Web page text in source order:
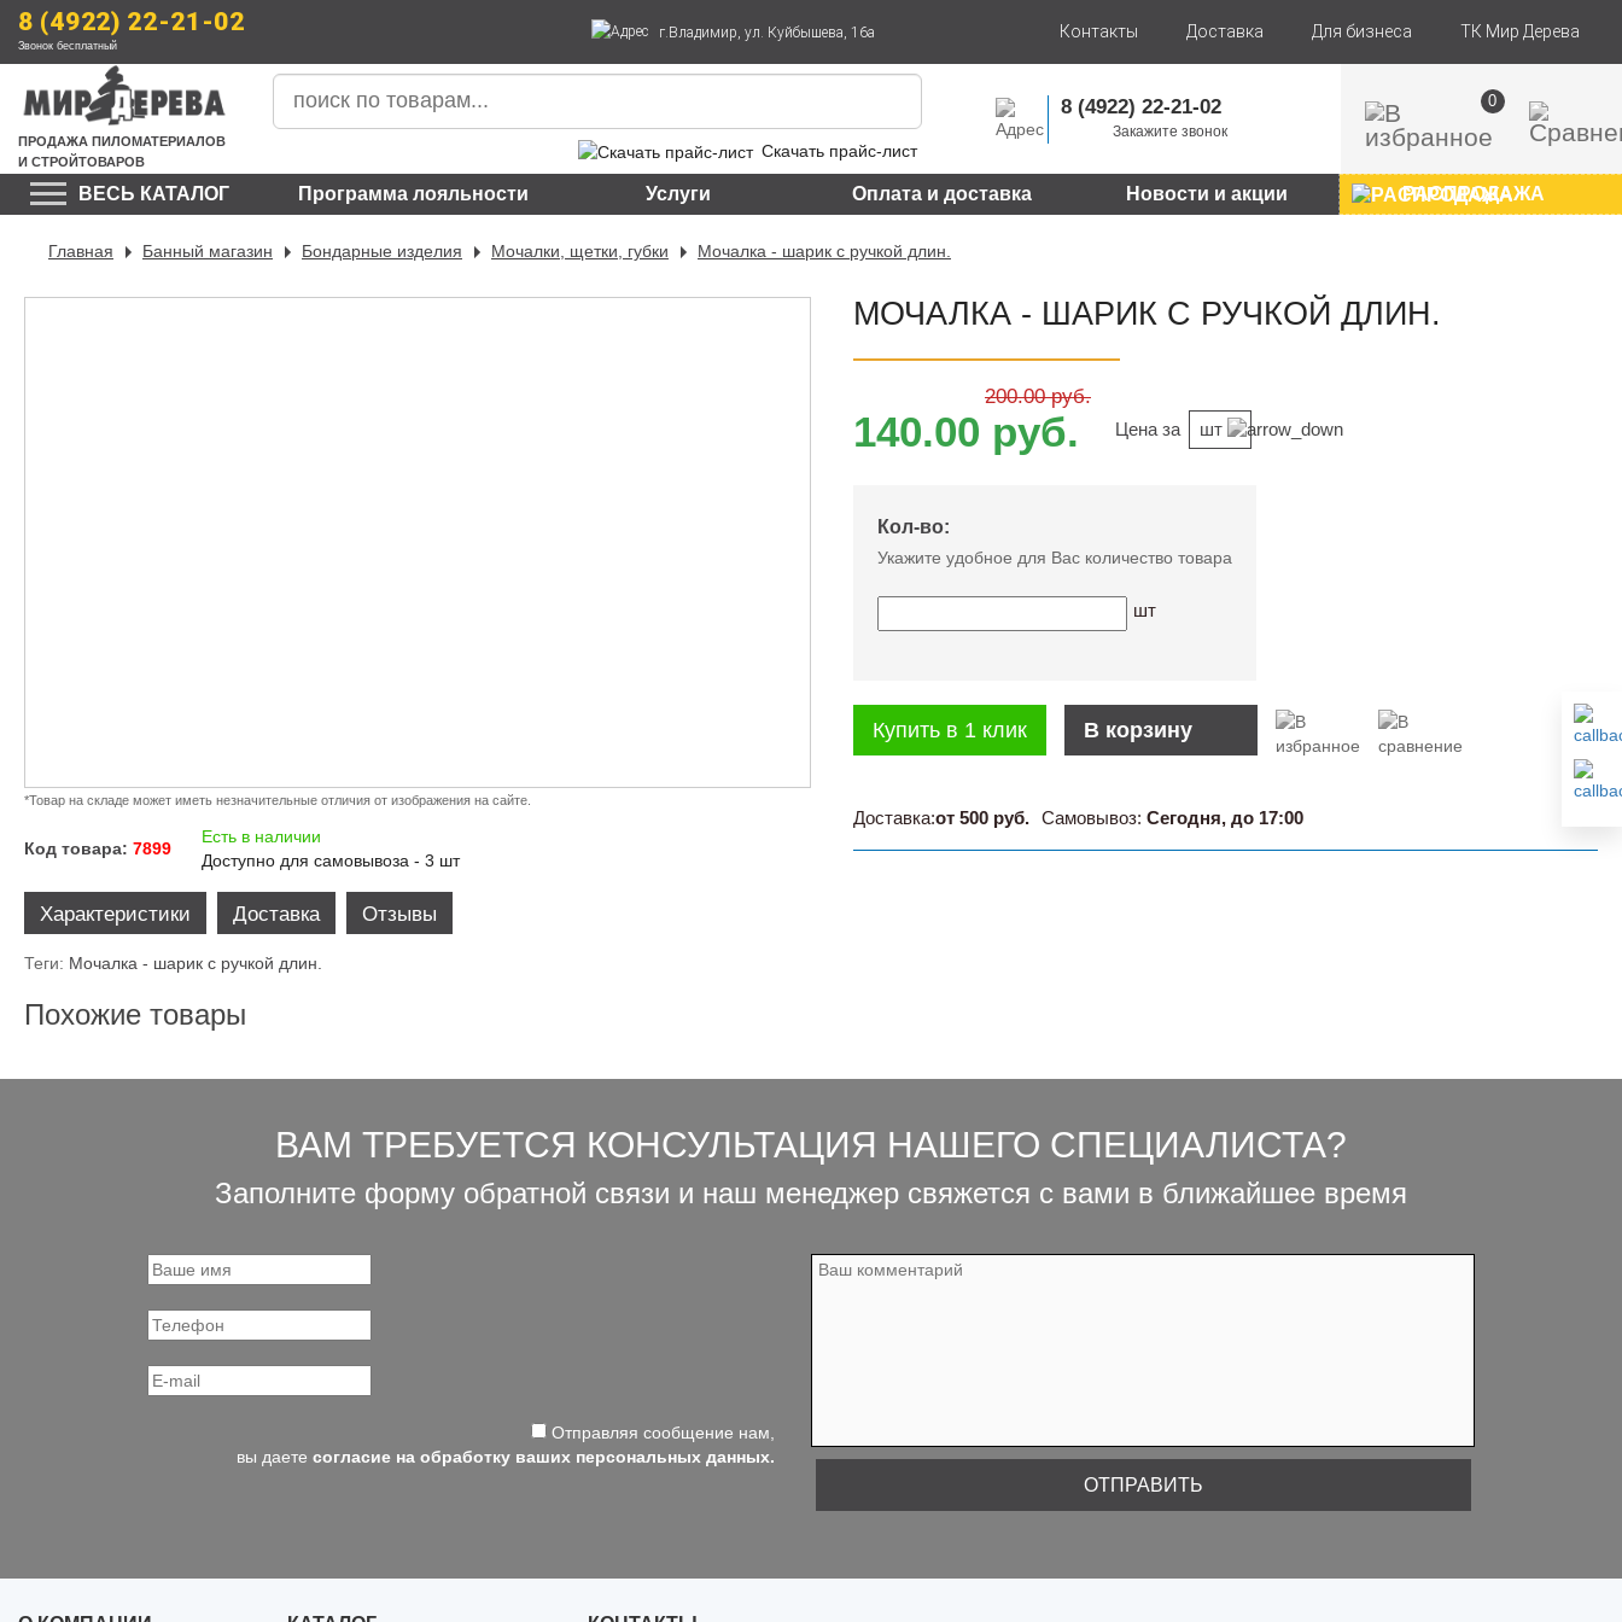
8 (4922) 22-21-02
Звонок бесплатный
г.Владимир, ул. Куйбышева, 16а Контакты Доставка Для бизнеса ТК Мир Дерева
ПРОДАЖА ПИЛОМАТЕРИАЛОВ
И СТРОЙТОВАРОВ
Скачать прайс-лист
8 (4922) 22-21-02
Закажите звонок
0
ВЕСЬ КАТАЛОГ Программа лояльности Услуги Оплата и доставка Новости и акции РАСПРОДАЖА
Главная Банный магазин Бондарные изделия Мочалки, щетки, губки Мочалка - шарик с ручкой длин.
*Товар на складе может иметь незначительные отличия от изображения на сайте.
Код товара: 7899
Есть в наличии
Доступно для самовывоза - 3 шт
МОЧАЛКА - ШАРИК С РУЧКОЙ ДЛИН.
200.00 руб.
140.00 руб. Цена за шт
Кол-во:
Укажите удобное для Вас количество товара
шт
В корзину
Купить в 1 клик
Доставка:от 500 руб. Самовывоз: Сегодня, до 17:00
Характеристики Доставка Отзывы
Теги: Мочалка - шарик с ручкой длин.
Похожие товары
ВАМ ТРЕБУЕТСЯ КОНСУЛЬТАЦИЯ НАШЕГО СПЕЦИАЛИСТА?
Заполните форму обратной связи и наш менеджер свяжется с вами в ближайшее время
Отправляя сообщение нам,
вы даете согласие на обработку ваших персональных данных.
ОТПРАВИТЬ